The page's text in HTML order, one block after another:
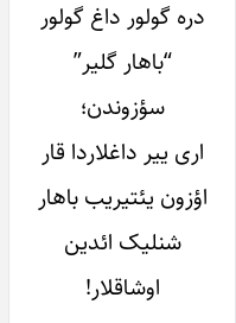
دره گولور داغ گولور
“باهار گلیر”
سؤزوندن؛
اری ییر داغلاردا قار
اؤزون یئتیریب باهار
شنلیک ائدین
اوشاقلار!